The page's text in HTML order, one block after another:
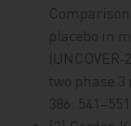
placebo in
two phase
386: 541–551.